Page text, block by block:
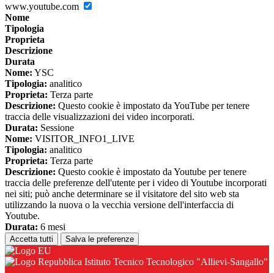
www.youtube.com
Nome
Tipologia
Proprieta
Descrizione
Durata
Nome: YSC
Tipologia: analitico
Proprieta: Terza parte
Descrizione: Questo cookie è impostato da YouTube per tenere
traccia delle visualizzazioni dei video incorporati.
Durata: Sessione
Nome: VISITOR_INFO1_LIVE
Tipologia: analitico
Proprieta: Terza parte
Descrizione: Questo cookie è impostato da Youtube per tenere
traccia delle preferenze dell'utente per i video di Youtube incorporati
nei siti; può anche determinare se il visitatore del sito web sta
utilizzando la nuova o la vecchia versione dell'interfaccia di
Youtube.
Durata: 6 mesi
Accetta tutti Salva le preferenze
Istituto Tecnico Tecnologico "Allievi-Sangallo"